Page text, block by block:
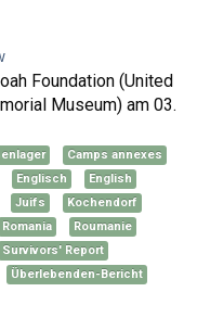
Foundation (United
Museum) am 03.
Camps annexes
Englisch
English
Juifs
Kochendorf
Romania
Roumanie
Survivors' Report
Überlebenden-Bericht